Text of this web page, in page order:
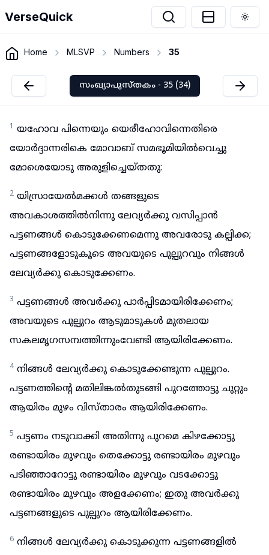
VerseQuick
Home MLSVP Numbers 35
സംഖ്യാപുസ്തകം - 35 (34)
1 യഹോവ പിന്നെയും യെരീഹോവിന്നെതിരെ
യോർദ്ദാന്നരികെ മോവാബ് സമഭൂമിയിൽവെച്ചു
മോശെയോടു അരുളിച്ചെയ്തതു:
2 യിസ്രായേൽമക്കൾ തങ്ങളുടെ
അവകാശത്തിൽനിന്നു ലേവ്യർക്കു വസിപ്പാൻ
പട്ടണങ്ങൾ കൊടുക്കേണമെന്നു അവരോടു കല്പിക്ക;
പട്ടണങ്ങളോടുകൂടെ അവയുടെ പുല്പുറവും നിങ്ങൾ
ലേവ്യർക്കു കൊടുക്കേണം.
3 പട്ടണങ്ങൾ അവർക്കു പാർപ്പിടമായിരിക്കേണം;
അവയുടെ പുല്പുറം ആടുമാടുകൾ മുതലായ
സകലമൃഗസമ്പത്തിന്നുംവേണ്ടി ആയിരിക്കേണം.
4 നിങ്ങൾ ലേവ്യർക്കു കൊടുക്കേണ്ടുന്ന പുല്പുറം.
പട്ടണത്തിന്റെ മതിലിങ്കൽതുടങ്ങി പുറത്തോട്ടു ചുറ്റും
ആയിരം മുഴം വിസ്താരം ആയിരിക്കേണം.
5 പട്ടണം നടുവാക്കി അതിന്നു പുറമെ കിഴക്കോട്ടു
രണ്ടായിരം മുഴവും തെക്കോട്ടു രണ്ടായിരം മുഴവും
പടിഞ്ഞാറോട്ടു രണ്ടായിരം മുഴവും വടക്കോട്ടു
രണ്ടായിരം മുഴവും അളക്കേണം; ഇതു അവർക്കു
പട്ടണങ്ങളുടെ പുല്പുറം ആയിരിക്കേണം.
6 നിങ്ങൾ ലേവ്യർക്കു കൊടുക്കുന്ന പട്ടണങ്ങളിൽ